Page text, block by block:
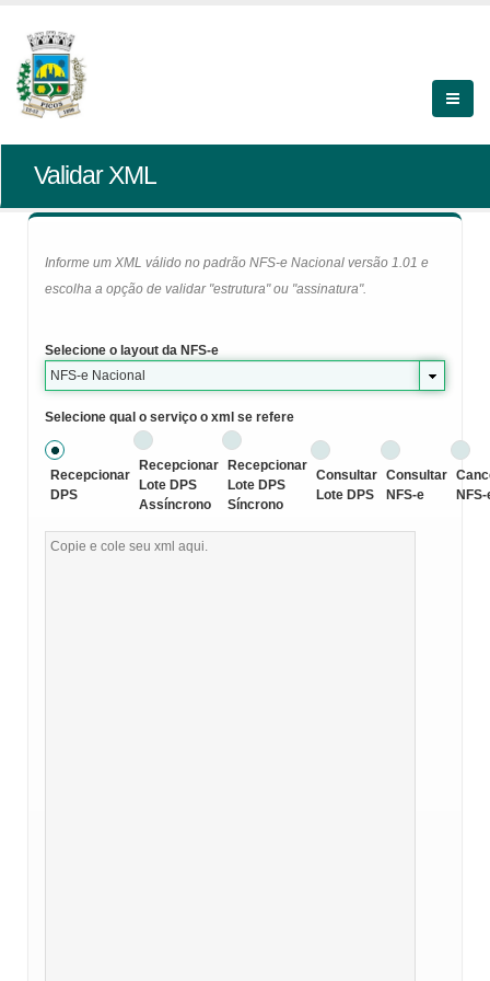
Validar XML
Informe um XML válido no padrão NFS-e Nacional versão 1.01 e
escolha a opção de validar "estrutura" ou "assinatura".
Selecione o layout da NFS-e
NFS-e Nacional
Selecione qual o serviço o xml se refere
Recepcionar
DPS
Recepcionar
Lote DPS
Assíncrono
Recepcionar
Lote DPS
Síncrono
Consultar
Lote DPS
Consultar
NFS-e
NFS-